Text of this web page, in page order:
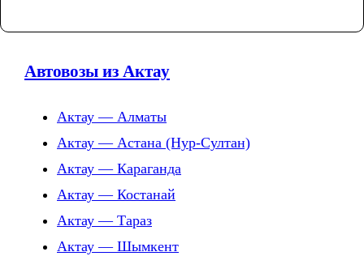
Автовозы из Актау
Актау — Алматы
Актау — Астана (Нур-Султан)
Актау — Караганда
Актау — Костанай
Актау — Тараз
Актау — Шымкент